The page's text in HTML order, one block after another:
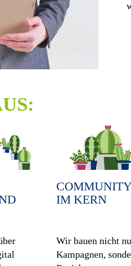
COMMUNITY
IM KERN
Wir bauen nicht
Kampagnen,